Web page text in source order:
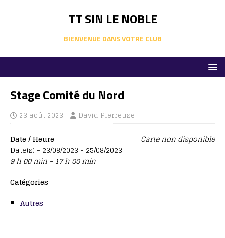
TT SIN LE NOBLE
BIENVENUE DANS VOTRE CLUB
Stage Comité du Nord
23 août 2023 David Pierreuse
Carte non disponible
Date / Heure
Date(s) - 23/08/2023 - 25/08/2023
9 h 00 min - 17 h 00 min
Catégories
Autres